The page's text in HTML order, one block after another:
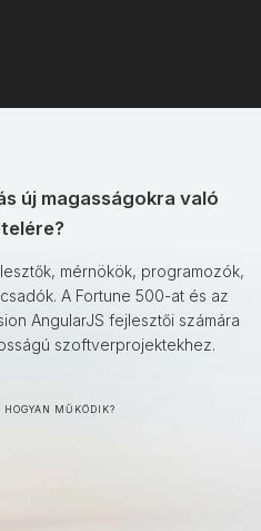
új magasságokra való
mérnökök, programozók,
A Fortune 500-at és az
AngularJS fejlesztői számára
szoftverprojektekhez.
HOGYAN MŰKÖDIK?